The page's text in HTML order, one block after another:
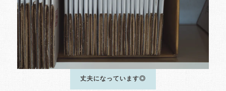
丈夫になっています◎